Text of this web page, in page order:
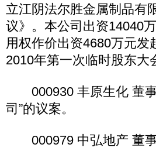
立江阴法尔胜金属制品有
议》。本公司出资14040
用权作价出资4680万元
2010年第一次临时股东大
000930 丰原生化 董事
司”的议案。
000979 中弘地产 董事